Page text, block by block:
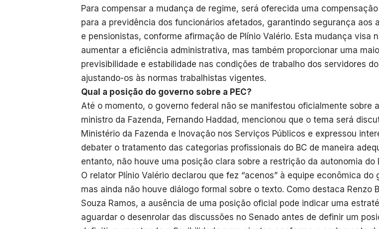
Para compensar a mudança de regime, será oferecida uma
para a previdência dos funcionários afetados, garantindo segurança aos
e pensionistas, conforme afirmação de Plínio Valério. Esta mudança visa
aumentar a eficiência administrativa, mas também proporcionar uma
previsibilidade e estabilidade nas condições de trabalho dos servidores do
ajustando-os às normas trabalhistas vigentes.
Qual a posição do governo sobre a PEC?
Até o momento, o governo federal não se manifestou oficialmente sobre a
ministro da Fazenda, Fernando Haddad, mencionou que o tema será
Ministério da Fazenda e Inovação nos Serviços Públicos e expressou
debater o tratamento das categorias profissionais do BC de maneira
entanto, não houve uma posição clara sobre a restrição da autonomia do
O relator Plínio Valério declarou que fez “acenos” à equipe econômica do
mas ainda não houve diálogo formal sobre o texto. Como destaca Renzo
Souza Ramos, a ausência de uma posição oficial pode indicar uma
aguardar o desenrolar das discussões no Senado antes de definir um